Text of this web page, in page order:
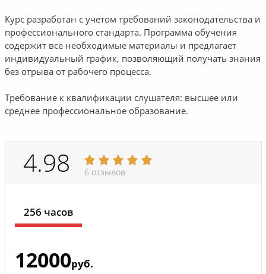
Курс разработан с учетом требований законодательства и
профессионального стандарта. Программа обучения
содержит все необходимые материалы и предлагает
индивидуальный график, позволяющий получать знания
без отрыва от рабочего процесса.
Требование к квалификации слушателя: высшее или
среднее профессиональное образование.
4.98 6 отзывов
256 часов
12000руб.